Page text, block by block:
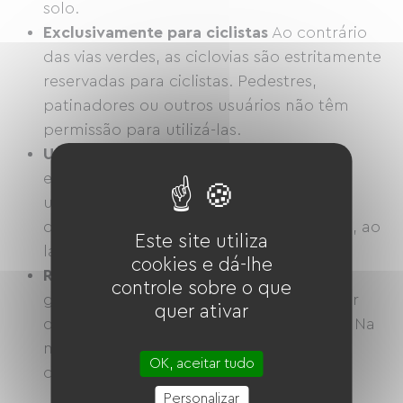
solo.
Exclusivamente para ciclistas Ao contrário
das vias verdes, as ciclovias são estritamente
reservadas para ciclistas. Pedestres,
patinadores ou outros usuários não têm
permissão para utilizá-las.
Uso urbano ou suburbano
encontram-se principalmente em áreas
urbanas, onde permitem aos ciclistas
deslocarem-se de forma rápida e segura, ao
lado do tráfego automóvel.
RevêtementA superfície das ciclovias é
geralmente lisa e projetada para permitir
que os ciclistas pedalem com eficiência. Na
maioria das vezes, é feita de asfalto ou
concreto.
Este site utiliza
cookies e dá-lhe
controle sobre o que
quer ativar
OK, aceitar tudo
Personalizar